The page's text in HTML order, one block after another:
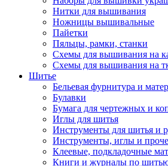
Нитки для вышивания
Ножницы вышивальные
Пайетки
Пяльцы, рамки, станки
Схемы для вышивания на
Схемы для вышивания на
Шитье
Бельевая фурнитура и
Булавки
Бумага для чертежных и
Иглы для шитья
Инструменты для шитья и
Инструменты, иглы и
Клеевые, подкладочные
Книги и журналы по